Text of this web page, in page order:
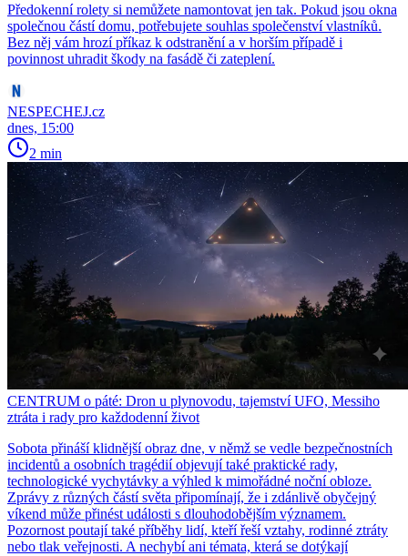
Předokenní rolety si nemůžete namontovat jen tak. Pokud jsou okna
společnou částí domu, potřebujete souhlas společenství vlastníků.
Bez něj vám hrozí příkaz k odstranění a v horším případě i
povinnost uhradit škody na fasádě či zateplení.
NESPECHEJ.cz
dnes, 15:00
2 min
CENTRUM o páté: Dron u plynovodu, tajemství UFO, Messiho
ztráta i rady pro každodenní život
Sobota přináší klidnější obraz dne, v němž se vedle bezpečnostních
incidentů a osobních tragédií objevují také praktické rady,
technologické vychytávky a výhled k mimořádné noční obloze.
Zprávy z různých částí světa připomínají, že i zdánlivě obyčejný
víkend může přinést události s dlouhodobějším významem.
Pozornost poutají také příběhy lidí, kteří řeší vztahy, rodinné ztráty
nebo tlak veřejnosti. A nechybí ani témata, která se dotýkají